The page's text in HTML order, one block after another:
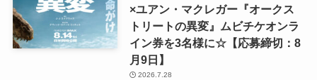
×ユアン・マクレガー『オークス
トリートの異変』ムビチケオンラ
イン券を3名様に☆【応募締切：8
月9日】
2026.7.28